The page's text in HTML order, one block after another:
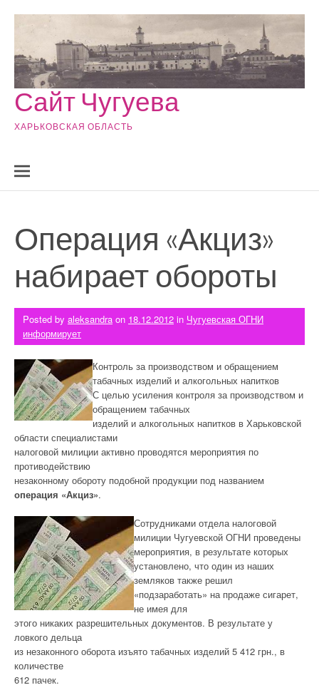
Сайт Чугуева
ХАРЬКОВСКАЯ ОБЛАСТЬ
Операция «Акциз»
набирает обороты
Posted by aleksandra on 18.12.2012 in Чугуевская ОГНИ
информирует
Контроль за производством и обращением
табачных изделий и алкогольных напитков
С целью усиления контроля за производством и
обращением табачных
изделий и алкогольных напитков в Харьковской
области специалистами
налоговой милиции активно проводятся мероприятия по
противодействию
незаконному обороту подобной продукции под названием
операция «Акциз».
Сотрудниками отдела налоговой
милиции Чугуевской ОГНИ проведены
мероприятия, в результате которых
установлено, что один из наших
земляков также решил
«подзаработать» на продаже сигарет,
не имея для
этого никаких разрешительных документов. В результате у
ловкого дельца
из незаконного оборота изъято табачных изделий 5 412 грн., в
количестве
612 пачек.